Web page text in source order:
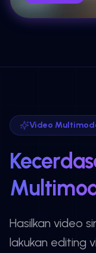
Video
Hasilkan video
lakukan editing